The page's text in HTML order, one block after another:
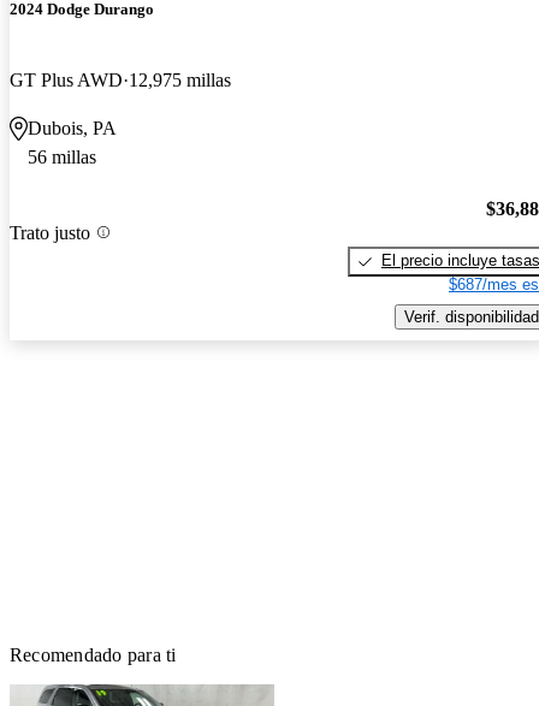
2024 Dodge Durango
GT Plus AWD 12,975 millas
Dubois, PA
56 millas
Trato justo
El precio incluye tasas
$687/mes
Verif. disponibilidad
Recomendado para ti